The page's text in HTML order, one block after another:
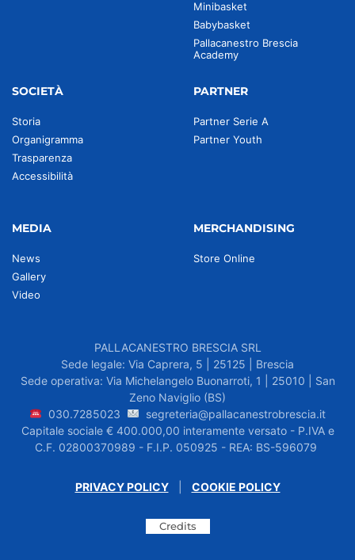
Minibasket
Babybasket
Pallacanestro Brescia
Academy
SOCIETÀ
Storia
Organigramma
Trasparenza
Accessibilità
PARTNER
Partner Serie A
Partner Youth
MEDIA
News
Gallery
Video
MERCHANDISING
Store Online
PALLACANESTRO BRESCIA SRL
Sede legale: Via Caprera, 5 | 25125 | Brescia
Sede operativa: Via Michelangelo Buonarroti, 1 | 25010 | San
Zeno Naviglio (BS)
030.7285023
segreteria@pallacanestrobrescia.it
Capitale sociale € 400.000,00 interamente versato - P.IVA e
C.F. 02800370989 - F.I.P. 050925 - REA: BS-596079
PRIVACY POLICY| COOKIE POLICY
Credits